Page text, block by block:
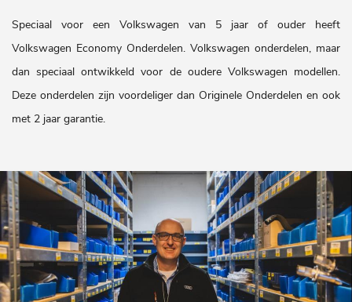
Speciaal voor een Volkswagen van 5 jaar of ouder heeft
Volkswagen Economy Onderdelen. Volkswagen onderdelen, maar
dan speciaal ontwikkeld voor de oudere Volkswagen modellen.
Deze onderdelen zijn voordeliger dan Originele Onderdelen en ook
met 2 jaar garantie.